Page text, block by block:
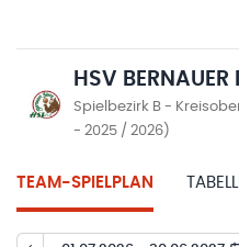
HSV BERNAUER
Spielbezirk B -
- 2025 / 2026)
TEAM-SPIELPLAN